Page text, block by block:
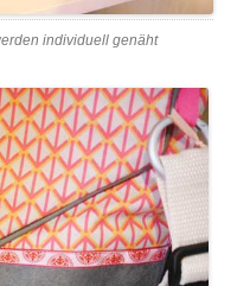
individuell genäht